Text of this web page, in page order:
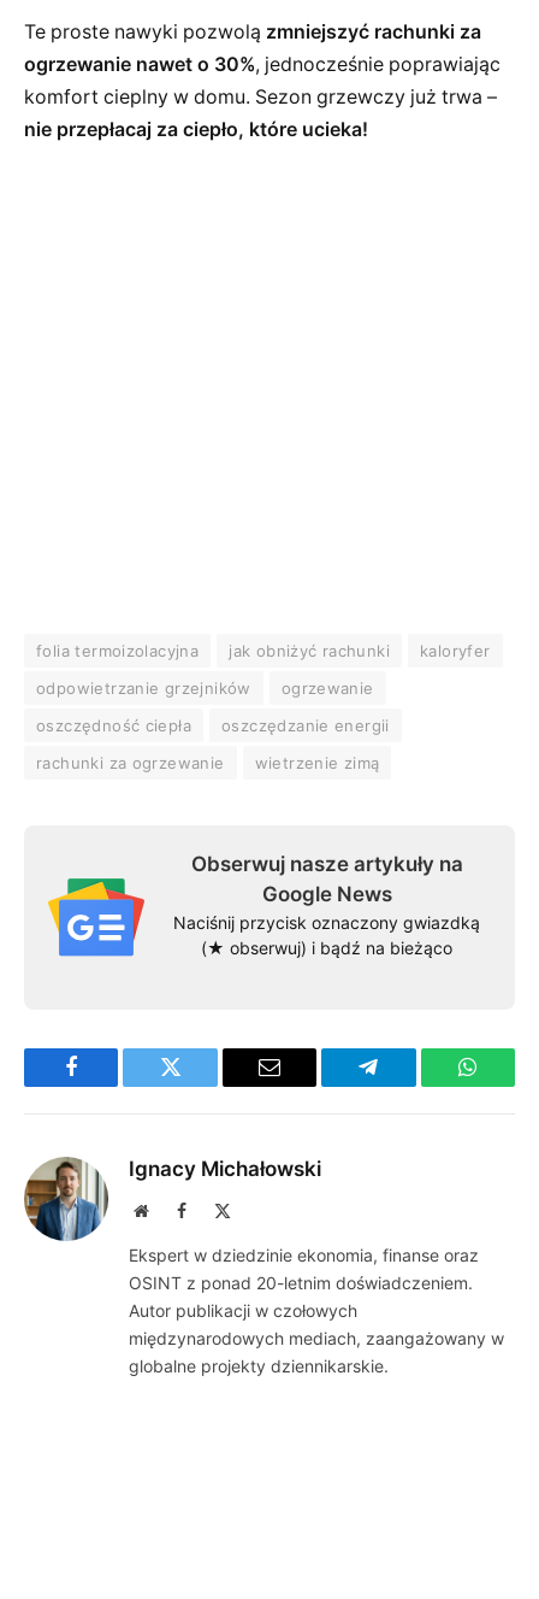
Te proste nawyki pozwolą zmniejszyć rachunki za
ogrzewanie nawet o 30%, jednocześnie poprawiając
komfort cieplny w domu. Sezon grzewczy już trwa –
nie przepłacaj za ciepło, które ucieka!
folia termoizolacyjna jak obniżyć rachunki
kaloryfer
odpowietrzanie grzejników
ogrzewanie
oszczędność ciepła
oszczędzanie energii
rachunki za ogrzewanie
wietrzenie zimą
Obserwuj nasze artykuły na
Google News
Naciśnij przycisk oznaczony gwiazdką
(★ obserwuj) i bądź na bieżąco
Facebook Twitter Email Telegram
Ignacy Michałowski
WebsiteFacebook
Ekspert w dziedzinie ekonomia, finanse oraz
OSINT z ponad 20-letnim doświadczeniem.
Autor publikacji w czołowych
międzynarodowych mediach, zaangażowany w
globalne projekty dziennikarskie.